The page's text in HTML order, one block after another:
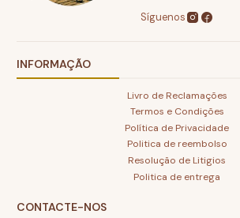
Síguenos
INFORMAÇÃO
Livro de Reclamações
Termos e Condições
Política de Privacidade
Politica de reembolso
Resolução de Litigios
Politica de entrega
CONTACTE-NOS